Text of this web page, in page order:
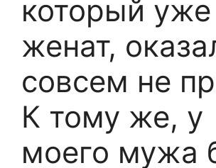
который
женат,
совсем не
К тому же, у
моего мужа